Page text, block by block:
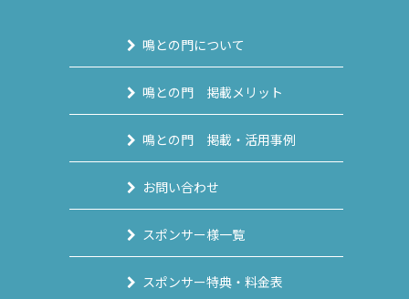
鳴との門について
鳴との門 掲載メリット
鳴との門 掲載・活用事例
お問い合わせ
スポンサー様一覧
スポンサー特典・料金表